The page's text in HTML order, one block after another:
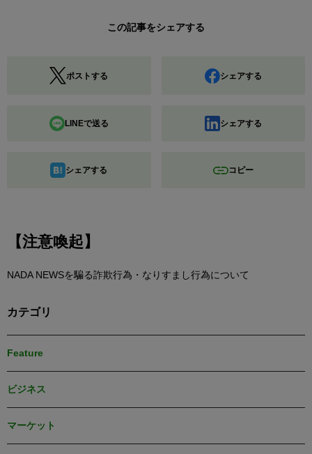
この記事をシェアする
ポストする シェアする
LINEで送る シェアする
シェアする コピー
【注意喚起】
NADA NEWSを騙る詐欺行為・なりすまし行為について
カテゴリ
Feature
ビジネス
マーケット